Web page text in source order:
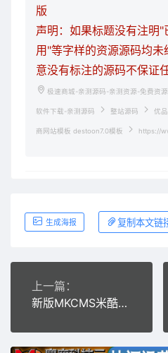
版
声明：如果标题没有注明
用"等字样的资源源码均
意没有标注的源码不保证
极速商城-亲测源码-亲测资源-免费资
软件下载-亲测源码 整站源码 优
商网站模板 destoon7.0模板 https://
生成海报 复制本文链
上一篇：
新版MKCMS米酷影视源码6.21+大淘客,影视CMS自动采集全网影视,手机App可对接微信